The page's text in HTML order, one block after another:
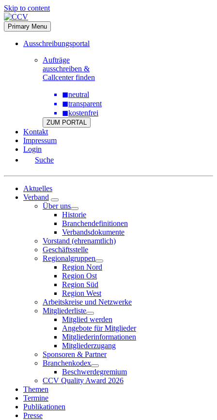
Skip to content
Primary Menu
Ausschreibungsportal
Aufträge
ausschreiben &
Callcenter finden
◼neutral
◼transparent
◼kostenfrei
ZUM PORTAL
Kontakt
Impressum
Login
Suche
Aktuelles
Verband
Über uns
Historie
Branchendefinitionen
Verbandsdokumente
Vorstand (ehrenamtlich)
Geschäftsstelle
Regionalgruppen
Region Nord
Region Ost
Region Süd
Region West
Arbeitskreise und Netzwerke
Mitgliederliste
Mitglied werden
Angebote für Mitglieder
Mitgliederinformationen
Mitgliederzugang
Sponsoren & Partner
Branchenkodex
Beschwerdegremium
CCV Quality Award 2026
Themen
Termine
Publikationen
Presse